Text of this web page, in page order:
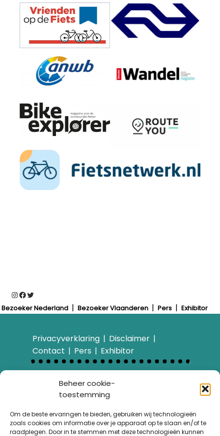
Beheer cookie-
toestemming
Om de beste ervaringen te bieden, gebruiken wij technologieën
zoals cookies om informatie over je apparaat op te slaan en/of te
raadplegen. Door in te stemmen met deze technologieën kunnen
Instagram
Facebook
Twitter
Bezoeker Nederland Bezoeker Vlaanderen Pers Exhibitor
Privacyverklaring
Disclaimer
Contact
Pers Exhibitor
E-bike Challenge
Over ons
Wandelroute van het
Jaar